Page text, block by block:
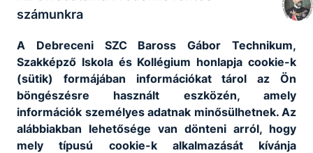
kidolgozásához.
Gépészet
CNC-programozó
KKK PTT
számunkra
A Debreceni SZC Baross Gábor Technikum,
Szakképző Iskola és Kollégium honlapja cookie-k
(sütik) formájában információkat tárol az Ön
böngészésre használt eszközén, amely
információk személyes adatnak minősülhetnek. Az
alábbiakban lehetősége van dönteni arról, hogy
mely típusú cookie-k alkalmazását kívánja